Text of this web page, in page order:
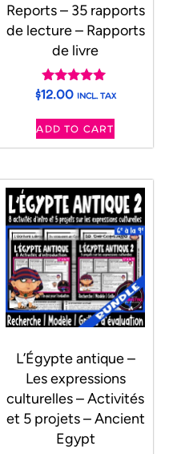
Reports – 35 rapports
de lecture – Rapports
de livre
Rated
out of 5
$12.00 INCL. TAX
ADD TO CART
L’Égypte antique –
Les expressions
culturelles – Activités
et 5 projets – Ancient
Egypt